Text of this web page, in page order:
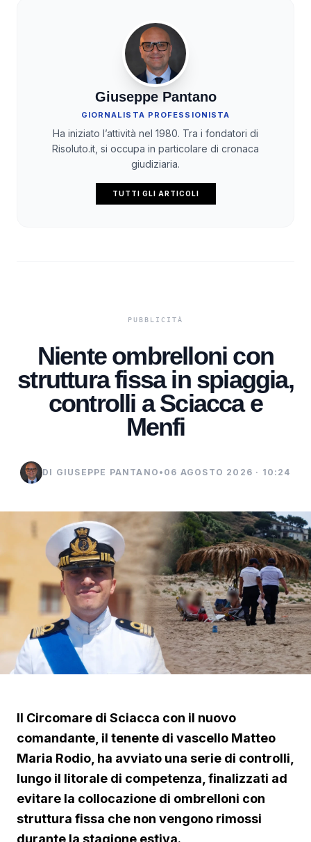
Giuseppe Pantano
GIORNALISTA PROFESSIONISTA
Ha iniziato l’attività nel 1980. Tra i fondatori di
Risoluto.it, si occupa in particolare di cronaca
giudiziaria.
TUTTI GLI ARTICOLI
Niente ombrelloni con
struttura fissa in spiaggia,
controlli a Sciacca e
Menfi
DI GIUSEPPE PANTANO • 06 AGOSTO 2026 · 10:24
Il Circomare di Sciacca con il nuovo
comandante, il tenente di vascello Matteo
Maria Rodio, ha avviato una serie di controlli,
lungo il litorale di competenza, finalizzati ad
evitare la collocazione di ombrelloni con
struttura fissa che non vengono rimossi
durante la stagione estiva.